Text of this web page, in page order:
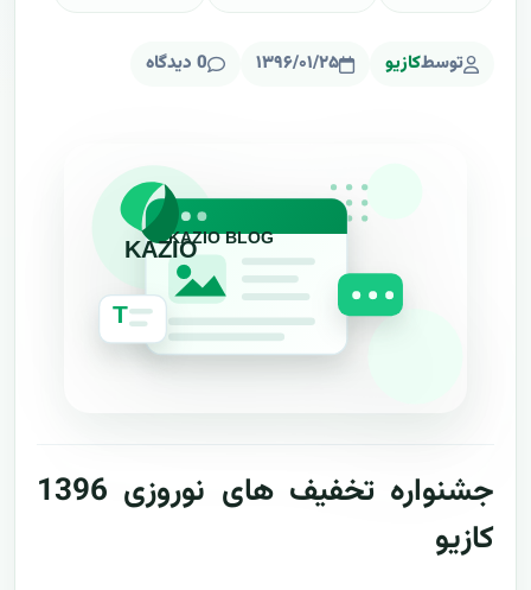
توسطکازیو ۱۳۹۶/۰۱/۲۵ 0 دیدگاه
جشنواره تخفیف های نوروزی 1396
کازیو